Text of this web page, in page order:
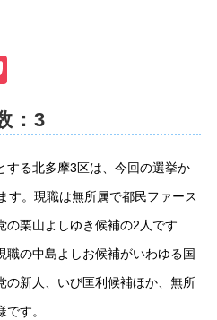
：3
する北多摩3区は、今回の選挙か
す。現職は無所属で都民ファース
の栗山よしゆき候補の2人です
職の中島よしお候補がいわゆる国
の新人、いび匡利候補ほか、無所
す。